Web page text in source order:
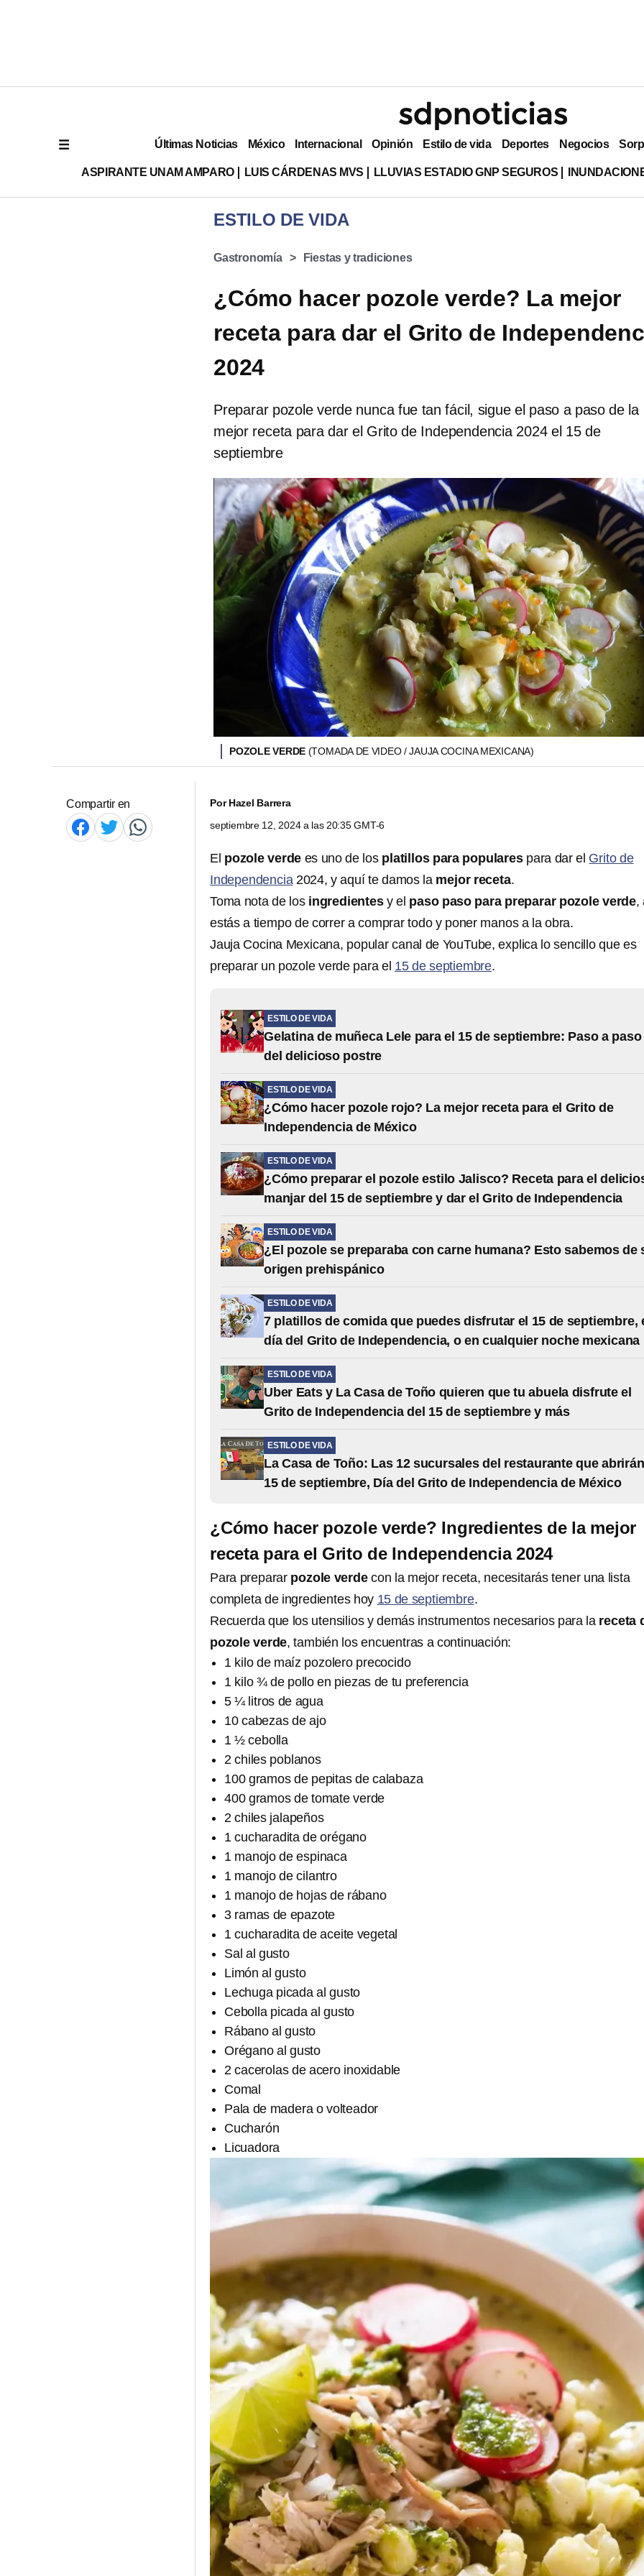
Últimas Noticias México Internacional Opinión Estilo de vida Deportes Negocios
ASPIRANTE UNAM AMPARO LUIS CÁRDENAS MVS LLUVIAS ESTADIO GNP SEGUROS
ESTILO DE VIDA
Gastronomía Fiestas y tradiciones
¿Cómo hacer pozole verde? La mejor
receta para dar el Grito de
2024
Preparar pozole verde nunca fue tan fácil, sigue el paso a paso de la
mejor receta para dar el Grito de Independencia 2024 el 15 de
septiembre
POZOLE VERDE (TOMADA DE VIDEO / JAUJA COCINA MEXICANA)
Compartir en PorHazel Barrera
septiembre 12, 2024 a las 20:35 GMT-6
El pozole verde es uno de los platillos para popularespara dar el Grito de
Independencia2024, y aquí te damos la mejor receta.
Toma nota de los ingredientesy el paso paso para preparar pozole verde,
estás a tiempo de correr a comprar todo y poner manos a la obra.
Jauja Cocina Mexicana, popular canal de YouTube, explica lo sencillo que es
preparar un pozole verde para el 15 de septiembre.
ESTILO DE VIDA
Gelatina de muñeca Lele para el 15 de septiembre: Paso a paso
del delicioso postre
ESTILO DE VIDA
¿Cómo hacer pozole rojo? La mejor receta para el Grito de
Independencia de México
ESTILO DE VIDA
¿Cómo preparar el pozole estilo Jalisco? Receta para el
manjar del 15 de septiembre y dar el Grito de Independencia
ESTILO DE VIDA
¿El pozole se preparaba con carne humana? Esto sabemos de
origen prehispánico
ESTILO DE VIDA
7 platillos de comida que puedes disfrutar el 15 de septiembre,
día del Grito de Independencia, o en cualquier noche mexicana
ESTILO DE VIDA
Uber Eats y La Casa de Toño quieren que tu abuela disfrute el
Grito de Independencia del 15 de septiembre y más
ESTILO DE VIDA
La Casa de Toño: Las 12 sucursales del restaurante que
15 de septiembre, Día del Grito de Independencia de México
¿Cómo hacer pozole verde? Ingredientes de la mejor
receta para el Grito de Independencia 2024
Para preparar pozole verdecon la mejor receta, necesitarás tener una lista
completa de ingredientes hoy 15 de septiembre.
Recuerda que los utensilios y demás instrumentos necesarios para la receta
pozole verde, también los encuentras a continuación:
1 kilo de maíz pozolero precocido
1 kilo ¾ de pollo en piezas de tu preferencia
5 ¼ litros de agua
10 cabezas de ajo
1 ½ cebolla
2 chiles poblanos
100 gramos de pepitas de calabaza
400 gramos de tomate verde
2 chiles jalapeños
1 cucharadita de orégano
1 manojo de espinaca
1 manojo de cilantro
1 manojo de hojas de rábano
3 ramas de epazote
1 cucharadita de aceite vegetal
Sal al gusto
Limón al gusto
Lechuga picada al gusto
Cebolla picada al gusto
Rábano al gusto
Orégano al gusto
2 cacerolas de acero inoxidable
Comal
Pala de madera o volteador
Cucharón
Licuadora